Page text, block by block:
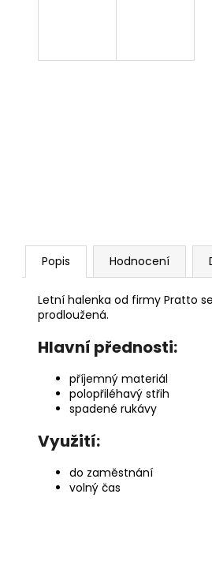
Popis Hodnocení
Letní halenka od firmy Pratto
prodloužená.
Hlavní přednosti:
příjemný materiál
polopřiléhavý střih
spadené rukávy
Využití:
do zaměstnání
volný čas